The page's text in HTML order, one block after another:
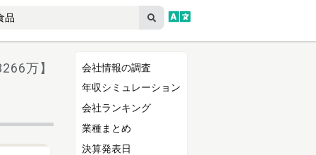
万】
会社情報の調査
年収シミュレーション
会社ランキング
業種まとめ
決算発表日